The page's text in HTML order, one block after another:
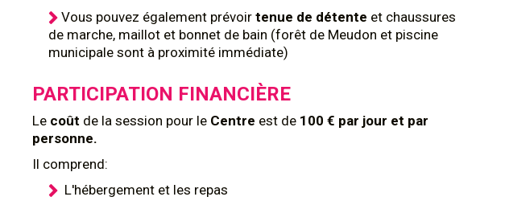
Vous pouvez également prévoir tenue de détente et chaussures
de marche, maillot et bonnet de bain (forêt de Meudon et piscine
municipale sont à proximité immédiate)
PARTICIPATION FINANCIÈRE
Le coût de la session pour le Centre est de 100 € par jour et par
personne.
Il comprend:
L'hébergement et les repas